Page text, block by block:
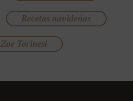
Recetas navideñas
Zoe Torinesi